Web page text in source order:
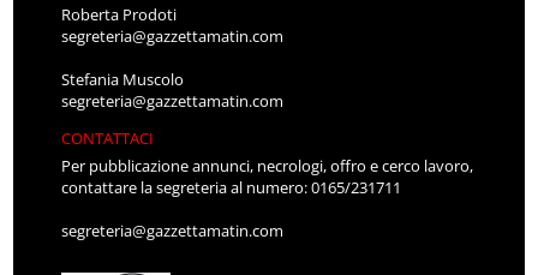
Roberta Prodoti
segreteria@gazzettamatin.com
Stefania Muscolo
segreteria@gazzettamatin.com
CONTATTACI
Per pubblicazione annunci, necrologi, offro e cerco lavoro,
contattare la segreteria al numero: 0165/231711
segreteria@gazzettamatin.com